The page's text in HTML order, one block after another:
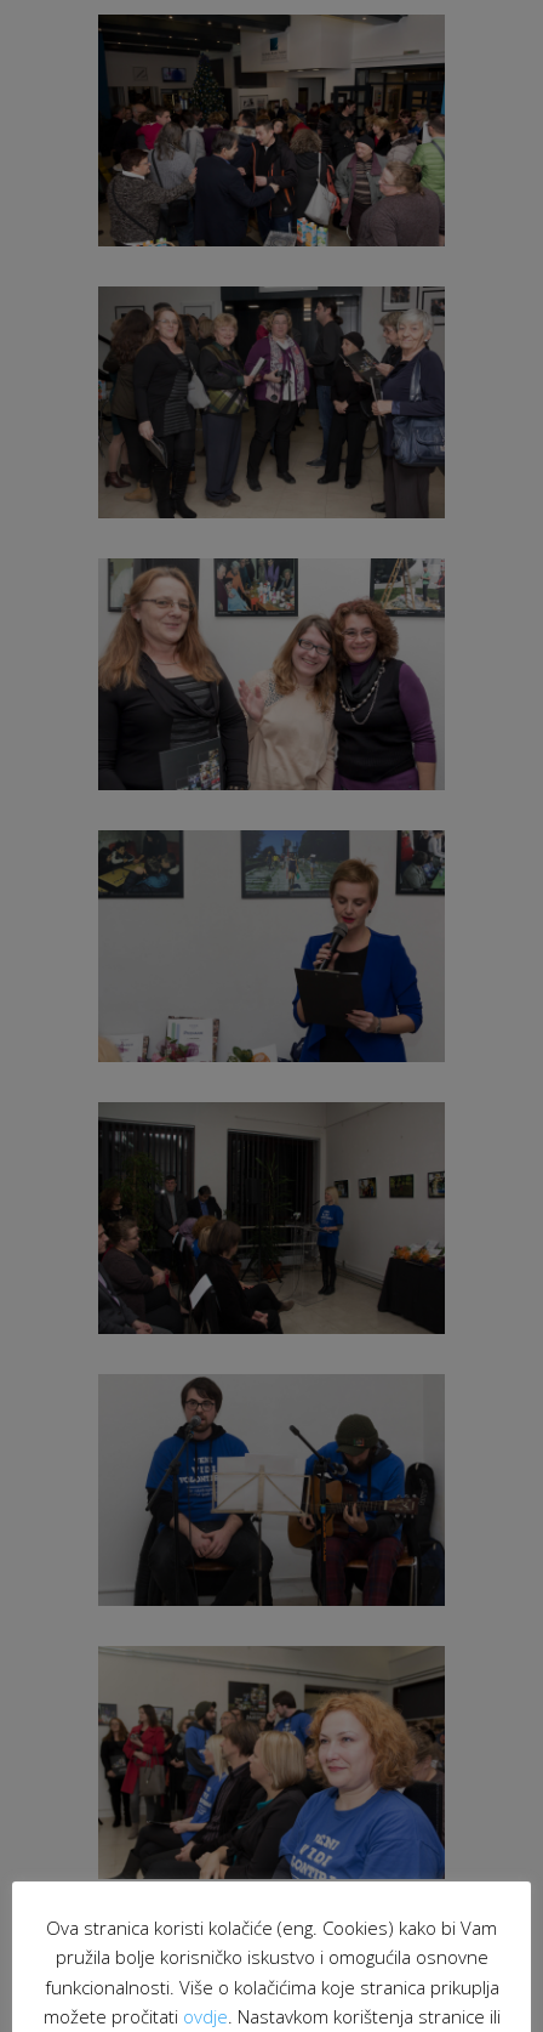
Ova stranica koristi kolačiće (eng. Cookies) kako bi Vam
pružila bolje korisničko iskustvo i omogućila osnovne
funkcionalnosti. Više o kolačićima koje stranica prikuplja
možete pročitati ovdje. Nastavkom korištenja stranice ili